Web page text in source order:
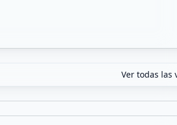
Ver todas las